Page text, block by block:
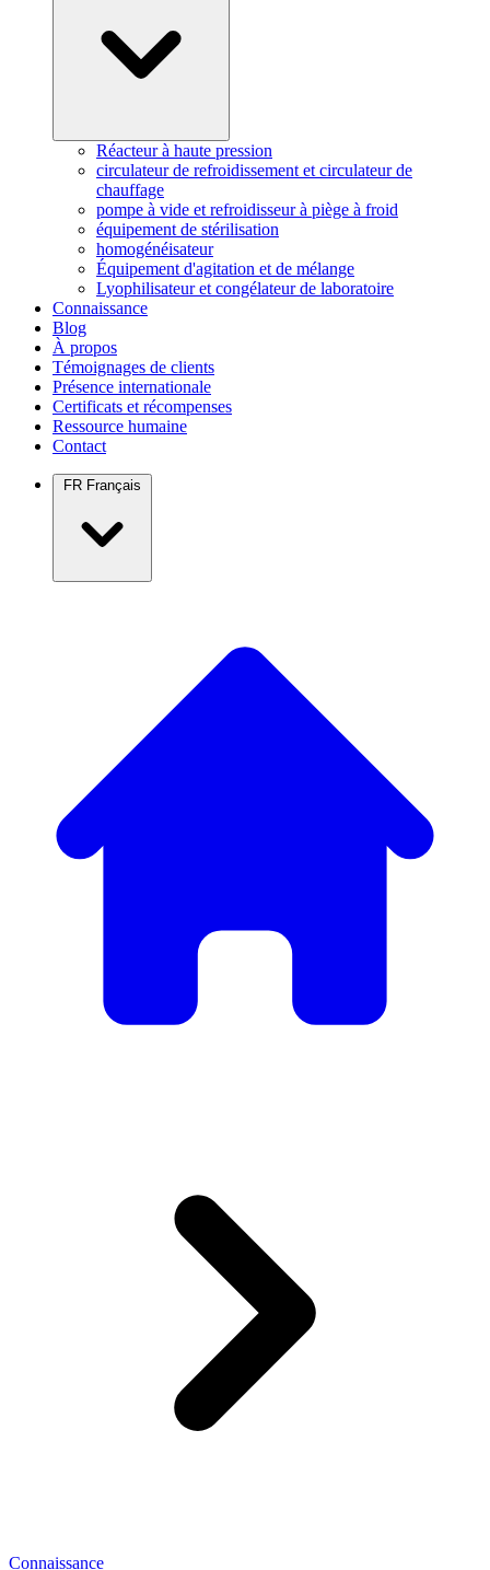
Réacteur à haute pression
circulateur de refroidissement et circulateur de
chauffage
pompe à vide et refroidisseur à piège à froid
équipement de stérilisation
homogénéisateur
Équipement d'agitation et de mélange
Lyophilisateur et congélateur de laboratoire
Connaissance
Blog
À propos
Témoignages de clients
Présence internationale
Certificats et récompenses
Ressource humaine
Contact
FR Français
Connaissance